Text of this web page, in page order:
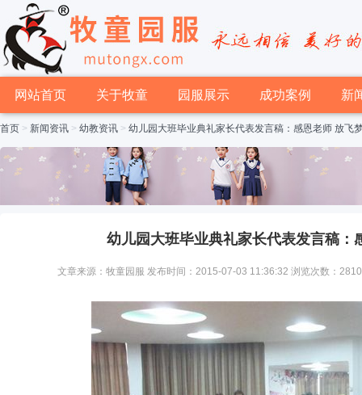
网站首页 关于牧童 园服展示 成功案例 新
首页 > 新闻资讯 > 幼教资讯 > 幼儿园大班毕业典礼家长代表发言稿：感恩老师 放飞
幼儿园大班毕业典礼家长代表发言稿：
文章来源：牧童园服 发布时间：2015-07-03 11:36:32 浏览次数：2810